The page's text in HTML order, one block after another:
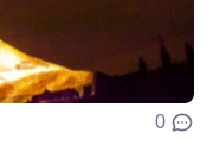
0